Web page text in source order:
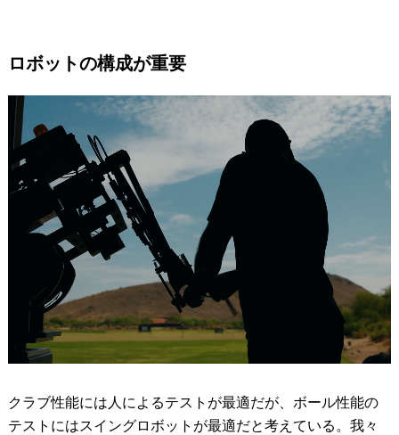
ロボットの構成が重要
クラブ性能には人によるテストが最適だが、ボール性能の
テストにはスイングロボットが最適だと考えている。我々